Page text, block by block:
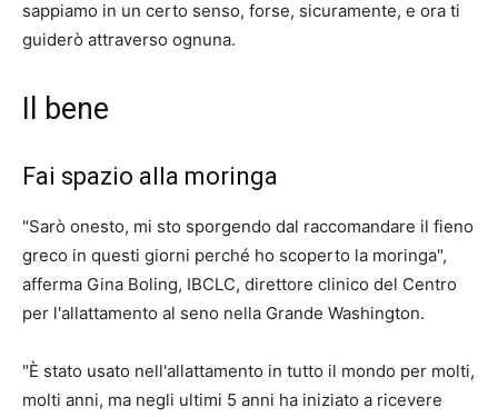
sappiamo in un certo senso, forse, sicuramente, e ora ti
guiderò attraverso ognuna.
Il bene
Fai spazio alla moringa
"Sarò onesto, mi sto sporgendo dal raccomandare il fieno
greco in questi giorni perché ho scoperto la moringa",
afferma Gina Boling, IBCLC, direttore clinico del Centro
per l'allattamento al seno nella Grande Washington.
"È stato usato nell'allattamento in tutto il mondo per molti,
molti anni, ma negli ultimi 5 anni ha iniziato a ricevere